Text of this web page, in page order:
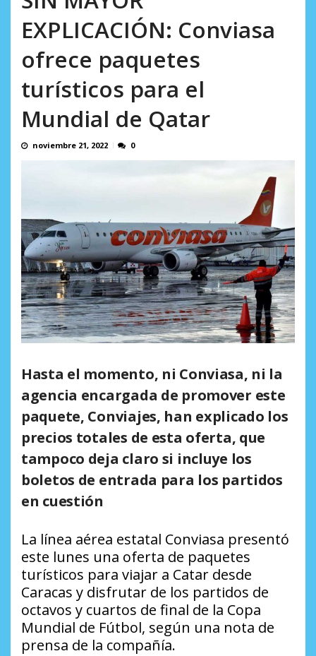
AGOSTO 7, 2026
EXPLICACIÓN: Conviasa
ofrece paquetes
turísticos para el
Mundial de Qatar
noviembre 21, 2022 0
Hasta el momento, ni Conviasa, ni la
agencia encargada de promover este
paquete, Conviajes, han explicado los
precios totales de esta oferta, que
tampoco deja claro si incluye los
boletos de entrada para los partidos
en cuestión
La línea aérea estatal Conviasa presentó
este lunes una oferta de paquetes
turísticos para viajar a Catar desde
Caracas y disfrutar de los partidos de
octavos y cuartos de final de la Copa
Mundial de Fútbol, según una nota de
prensa de la compañía.